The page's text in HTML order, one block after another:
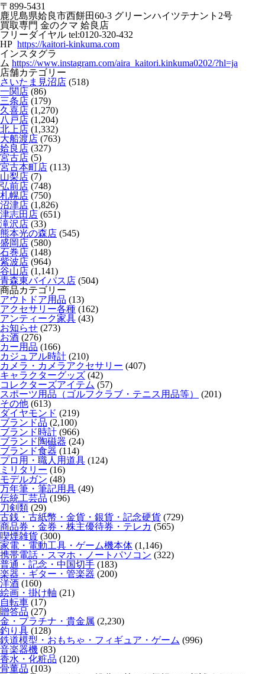
〒899-5431
鹿児島県姶良市西餅田60-3 グリーンハイツテナント2号
買取専門 金のクマ 姶良店
フリーダイヤル tel:0120-320-432
HP https://kaitori-kinkuma.com
インスタグラ
ム https://www.instagram.com/aira_kaitori.kinkuma0202/?hl=ja
店舗カテゴリー
さいたま見沼店 (518)
一関店 (86)
三条店 (179)
久喜店 (1,270)
八戸店 (1,204)
北上店 (1,332)
大船渡店 (763)
姶良店 (327)
宮古店 (5)
宮古本町店 (113)
山梨店 (7)
弘前店 (748)
札幌店 (750)
沼津店 (1,826)
津志田店 (651)
滝沢店 (33)
熊本光の森店 (545)
盛岡店 (580)
石巻店 (148)
紫波店 (964)
谷山店 (1,141)
青森東バイパス店 (504)
商品カテゴリー
アウトドア用品 (13)
アクセサリー各種 (162)
アンティーク家具 (43)
お知らせ (273)
お酒 (276)
カー用品 (166)
カジュアル時計 (210)
カメラ・カメラアクセサリー (407)
キャラクターグッズ (42)
コレクターズアイテム (57)
スポーツ用品（ゴルフクラブ・テニス用品等）
(201)
その他 (613)
ダイヤモンド (219)
ブランド品 (2,100)
ブランド時計 (966)
ブランド陶磁器 (24)
ブランド食器 (114)
プロ用・職人用道具 (124)
ミリタリー (16)
モデルガン (48)
万年筆・筆記用具 (49)
伝統工芸品 (196)
刀剣類 (29)
古銭・古紙幣・金貨・銀貨・記念硬貨 (729)
商品券・金券・株主優待券・テレカ (565)
喫煙雑貨 (300)
家電・電動工具・ゲーム機本体 (1,146)
携帯電話・スマホ・ノートパソコン (322)
普通・記念・中国切手 (183)
楽器・ギター・管楽器 (200)
洋酒 (160)
絵画・掛け軸 (21)
自転車 (17)
贈答品 (27)
金・プラチナ・貴金属 (2,230)
釣り具 (128)
鉄道模型・おもちゃ・フィギュア・ゲーム (996)
音楽器機 (83)
香水・化粧品 (120)
骨董品 (103)